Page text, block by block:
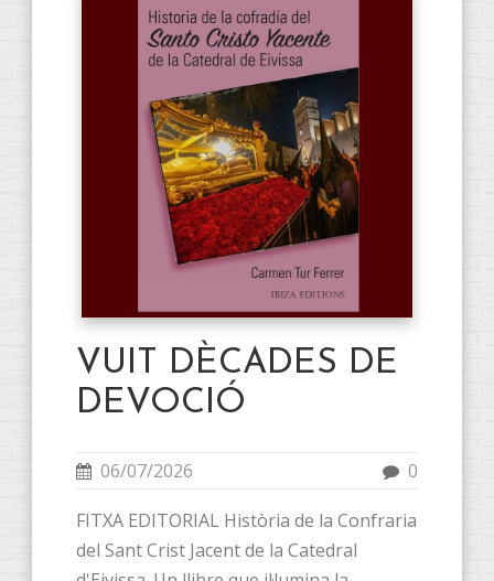
VUIT DÈCADES DE
DEVOCIÓ
06/07/2026 0
FITXA EDITORIAL Història de la Confraria
del Sant Crist Jacent de la Catedral